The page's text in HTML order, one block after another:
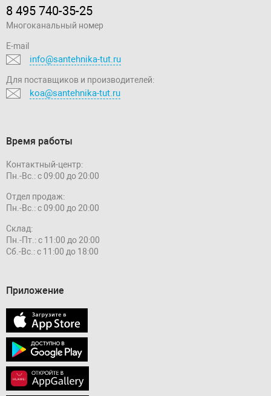
8 495 740-35-25
Многоканальный номер
E-mail
info@santehnika-tut.ru
Для поставщиков и производителей:
koa@santehnika-tut.ru
Время работы
Контактный-центр:
Пн.-Вс.: с 09:00 до 20:00
Отдел продаж:
Пн.-Вс.: с 09:00 до 20:00
Склад:
Пн.-Пт.: с 11:00 до 20:00
Сб.-Вс.: с 11:00 до 18:00
Приложение